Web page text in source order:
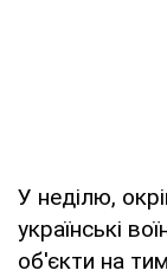
У неділю,
українські
об'єкти на